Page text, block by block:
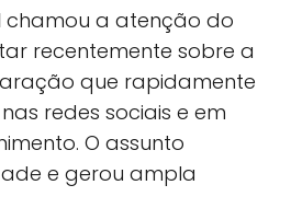
chamou a atenção do
recentemente sobre a
que rapidamente
redes sociais e em
O assunto
e gerou ampla